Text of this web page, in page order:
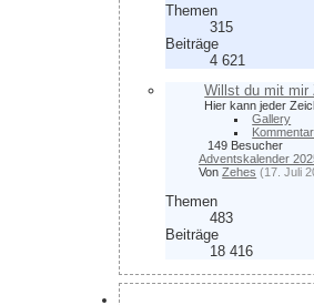
Themen
315
Beiträge
4 621
Willst du mit mir
Hier kann jeder
Gallery
149 Besucher
Adventskalender
VonZehes (17. Juli
Themen
483
Beiträge
18 416